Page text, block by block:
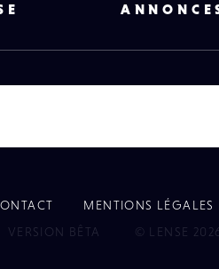
MENTIONS LÉGALES
VERSION BÊTA
© LENSE